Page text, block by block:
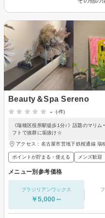
Beauty＆Spa Sereno
-
(-件)
《瑞穂区役所駅徒歩1分♪》話題のマリ
フトで抜群に垢抜け☆
アクセス：名古屋市営地下鉄桜通線 瑞
ポイントが貯まる・使える メンズ歓迎
メニュー別参考価格
ブラジリアンワックス
￥5,000～